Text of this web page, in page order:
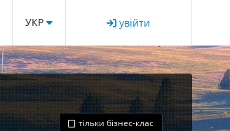
УКР увійти
тільки бізнес-клас